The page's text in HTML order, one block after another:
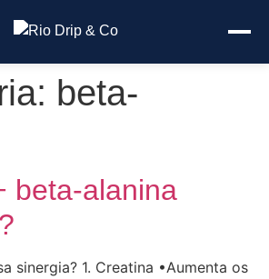
beta-
beta-alanina
sinergia? 1. Creatina •Aumenta os